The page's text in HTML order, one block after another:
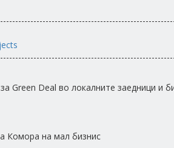
Green Deal во локалните заедници и
Комора на мал бизнис